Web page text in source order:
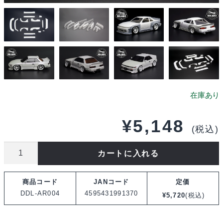
¥5,148 (税込)
DDLABO
Widebody
V1
カートに入れる
商品コード
DDL-AR004
JANコード
4595431991370
定価
¥5,720(税込)